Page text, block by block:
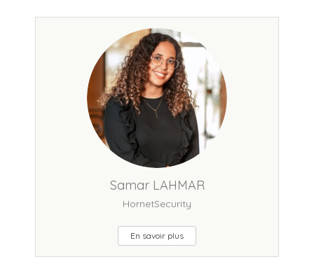
Samar LAHMAR
HornetSecurity
En savoir plus